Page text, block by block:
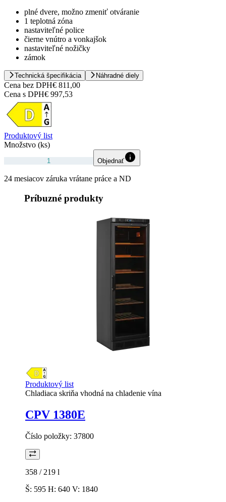
plné dvere, možno zmeniť otváranie
1 teplotná zóna
nastaviteľné police
čierne vnútro a vonkajšok
nastaviteľné nožičky
zámok
Technická špecifikácia Náhradné diely
Cena bez DPH€ 811,00
Cena s DPH€ 997,53
Produktový list
Množstvo (ks)
Objednať
24 mesiacov záruka vrátane práce a ND
Príbuzné produkty
Produktový list
Chladiaca skriňa vhodná na chladenie vína
CPV 1380E
Číslo položky: 37800
358 / 219 l
Š: 595 H: 640 V: 1840